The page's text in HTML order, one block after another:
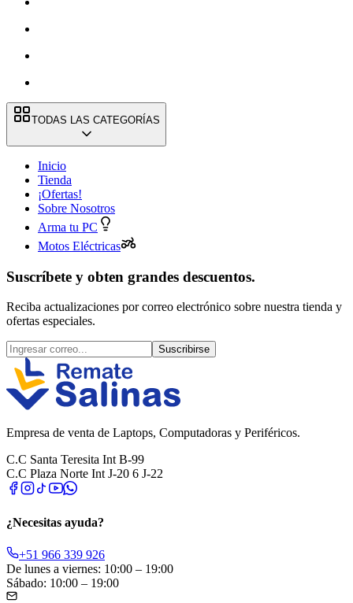
TODAS LAS CATEGORÍAS
Inicio
Tienda
¡Ofertas!
Sobre Nosotros
Arma tu PC
Motos Eléctricas
Suscríbete y obten grandes descuentos.
Reciba actualizaciones por correo electrónico sobre nuestra tienda y
ofertas especiales.
Suscribirse
Empresa de venta de Laptops, Computadoras y Periféricos.
C.C Santa Teresita Int B-99
C.C Plaza Norte Int J-20 6 J-22
¿Necesitas ayuda?
+51 966 339 926
De lunes a viernes: 10:00 – 19:00
Sábado: 10:00 – 19:00